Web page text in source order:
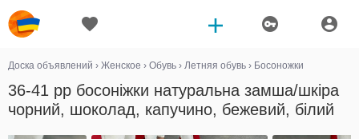
Доска объявлений › Женское › Обувь › Летняя обувь › Босоножки
36-41 рр босоніжки натуральна замша/шкіра
чорний, шоколад, капучино, бежевий, білий